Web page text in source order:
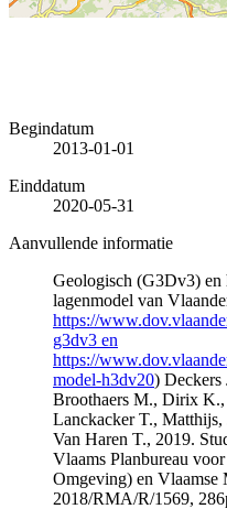
Begindatum
2013-01-01
Einddatum
2020-05-31
Aanvullende informatie
Geologisch (G3Dv3)
lagenmodel van
https://
g3dv3 en
https://
model-h3dv20)
Broothaers M., Dirix
Lanckacker T.,
Van Haren T., 2019.
Vlaams Planbureau
Omgeving) en Vlaamse
2018/RMA/R/1569,